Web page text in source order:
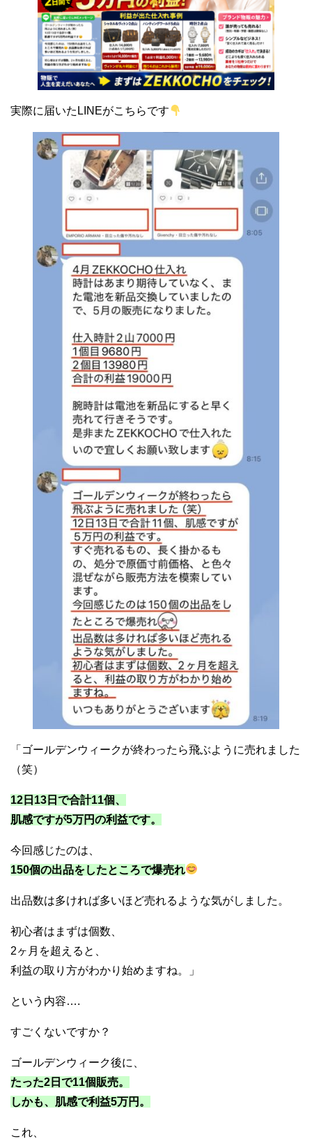
実際に届いたLINEがこちらです
「ゴールデンウィークが終わったら飛ぶように売れました
（笑）
12日13日で合計11個、
肌感ですが5万円の利益です。
今回感じたのは、
150個の出品をしたところで爆売れ
出品数は多ければ多いほど売れるような気がしました。
初心者はまずは個数、
2ヶ月を超えると、
利益の取り方がわかり始めますね。」
という内容….
すごくないですか？
ゴールデンウィーク後に、
たった2日で11個販売。
しかも、肌感で利益5万円。
これ、